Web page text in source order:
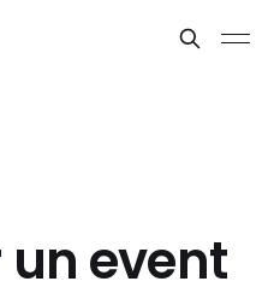
event